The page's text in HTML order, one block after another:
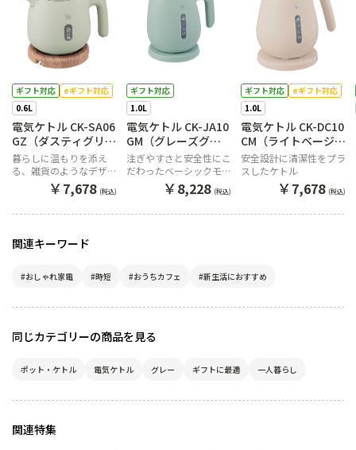
ギフト対応
eギフト対応
0.6L
電気ケトル CK-SA06
GZ（ダスティグリー
ン）
暮らしに温もりを添え
る、雑貨のようなデザイ
￥7,678 (税込)
ギフト対応
1.0L
電気ケトル CK-JA10
GM（グレーズグリ
ーン）
注ぎやすさと安全性にこ
だわったベーシックモデ
￥8,228 (税込)
ギフト対応
eギフト対応
1.0L
電気ケトル CK-DC10
CM（ライトベージ
ュ）
安全設計に清潔性をプラ
スしたケトル
￥7,678 (税込)
関連キーワード
#おしゃれ家電 #時短 #おうちカフェ #新生活におすすめ
同じカテゴリーの商品を見る
ポット・ケトル 電気ケトル グレー ギフトに最適 一人暮らし
関連特集